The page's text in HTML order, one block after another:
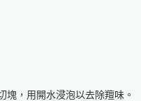
塊，用開水浸泡以去除羶味。